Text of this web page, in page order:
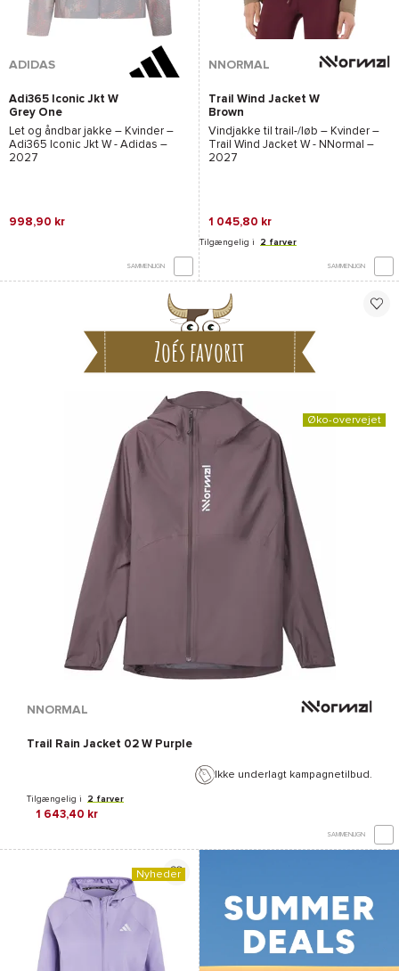
ADIDAS
Adi365 Iconic Jkt W
Grey One
Let og åndbar jakke – Kvinder –
Adi365 Iconic Jkt W - Adidas –
2027
998,90 kr
SAMMENLIGN
NNORMAL
Trail Wind Jacket W
Brown
Vindjakke til trail-/løb – Kvinder –
Trail Wind Jacket W - NNormal –
2027
1 045,80 kr
Tilgængelig i 2 farver
SAMMENLIGN
Zoés favorit
Øko-overvejet
NNORMAL
Trail Rain Jacket 02 W Purple
Ikke underlagt kampagnetilbud.
1 643,40 kr
Tilgængelig i 2 farver
SAMMENLIGN
Nyheder